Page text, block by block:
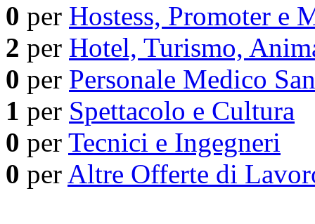
0 per Hostess, Promoter e
2 per Hotel, Turismo,
0 per Personale Medico
1 per Spettacolo e Cultura
0 per Tecnici e Ingegneri
0 per Altre Offerte di